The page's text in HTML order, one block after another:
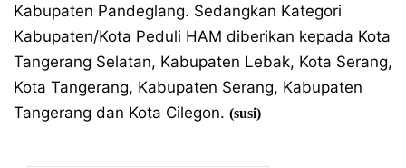
Kabupaten Pandeglang. Sedangkan Kategori
Kabupaten/Kota Peduli HAM diberikan kepada Kota
Tangerang Selatan, Kabupaten Lebak, Kota Serang,
Kota Tangerang, Kabupaten Serang, Kabupaten
Tangerang dan Kota Cilegon. (susi)